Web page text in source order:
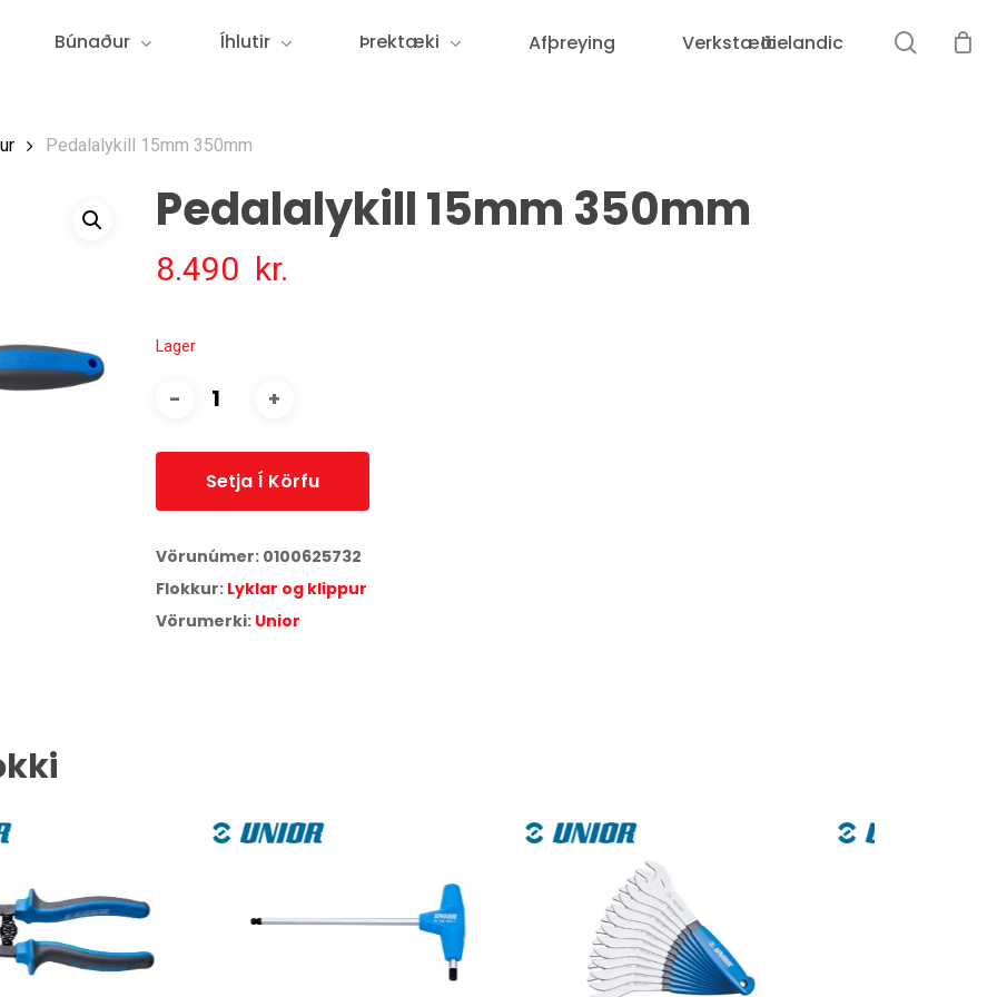
Búnaður Íhlutir Þrektæki Afþreying VerkstæðiIcelandic
Pedalalykill 15mm 350mm
Pedalalykill 15mm 350mm
8.490 kr.
Lager
Setja Í Körfu
Vörunúmer: 0100625732
Flokkur: Lyklar og klippur
Vörumerki: Unior